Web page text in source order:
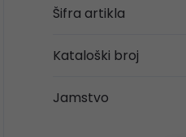
Šifra artikla
Kataloški broj
Jamstvo